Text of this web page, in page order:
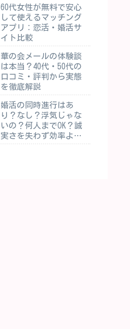
60代女性が無料で安心
して使えるマッチング
アプリ：恋活・婚活サ
イト比較
華の会メールの体験談
は本当？40代・50代の
口コミ・評判から実態
を徹底解説
婚活の同時進行はあ
り？なし？浮気じゃな
いの？何人までOK？誠
実さを失わず効率よく